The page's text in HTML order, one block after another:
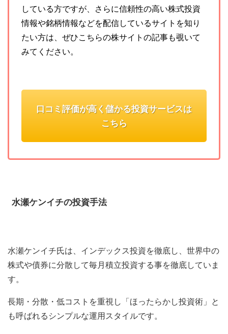
している方ですが、さらに信頼性の高い株式投資
情報や銘柄情報などを配信しているサイトを知り
たい方は、ぜひこちらの株サイトの記事も覗いて
みてください。
口コミ評価が高く儲かる投資サービスは
こちら
水瀬ケンイチの投資手法
水瀬ケンイチ氏は、インデックス投資を徹底し、世界中の
株式や債券に分散して毎月積立投資する事を徹底していま
す。
長期・分散・低コストを重視し「ほったらかし投資術」と
も呼ばれるシンプルな運用スタイルです。